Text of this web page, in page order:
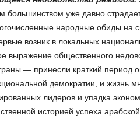
большинством уже давно
народные обиды на
возник в локальных
выражение общественного
— принесли краткий период
демократии, и жизнь
лидеров и упадка
историей успеха